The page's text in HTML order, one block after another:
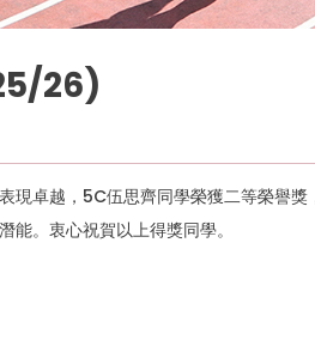
26)
卓越，5C伍思齊同學榮獲二等榮譽
。衷心祝賀以上得獎同學。